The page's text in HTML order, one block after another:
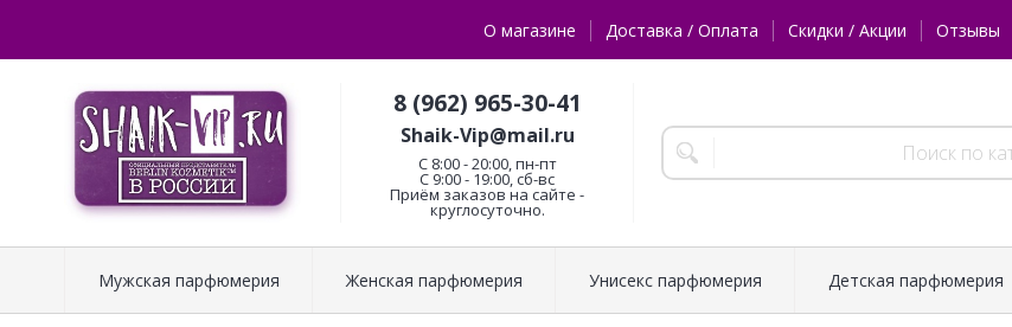
О магазине Доставка / Оплата Скидки / Акции Отзывы
8 (962) 965-30-41
Shaik-Vip@mail.ru
C 8:00 - 20:00, пн-пт
С 9:00 - 19:00, сб-вс
Приём заказов на сайте -
круглосуточно.
Мужская парфюмерия Женская парфюмерия Унисекс парфюмерия Детская парфюмерия